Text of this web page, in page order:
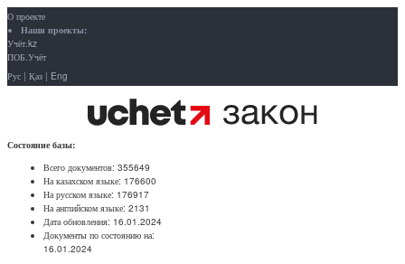
О проекте
Наши проекты:
Учёт.kz
ПОБ.Учёт
Рус | Қаз | Eng
Состояние базы:
Всего документов: 355649
На казахском языке: 176600
На русском языке: 176917
На английском языке: 2131
Дата обновления: 16.01.2024
Документы по состоянию на:
16.01.2024